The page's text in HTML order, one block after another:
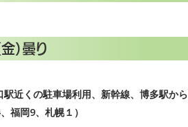
）曇り
駅近くの駐車場利用、新幹線、博多駅か
福岡9、札幌１）